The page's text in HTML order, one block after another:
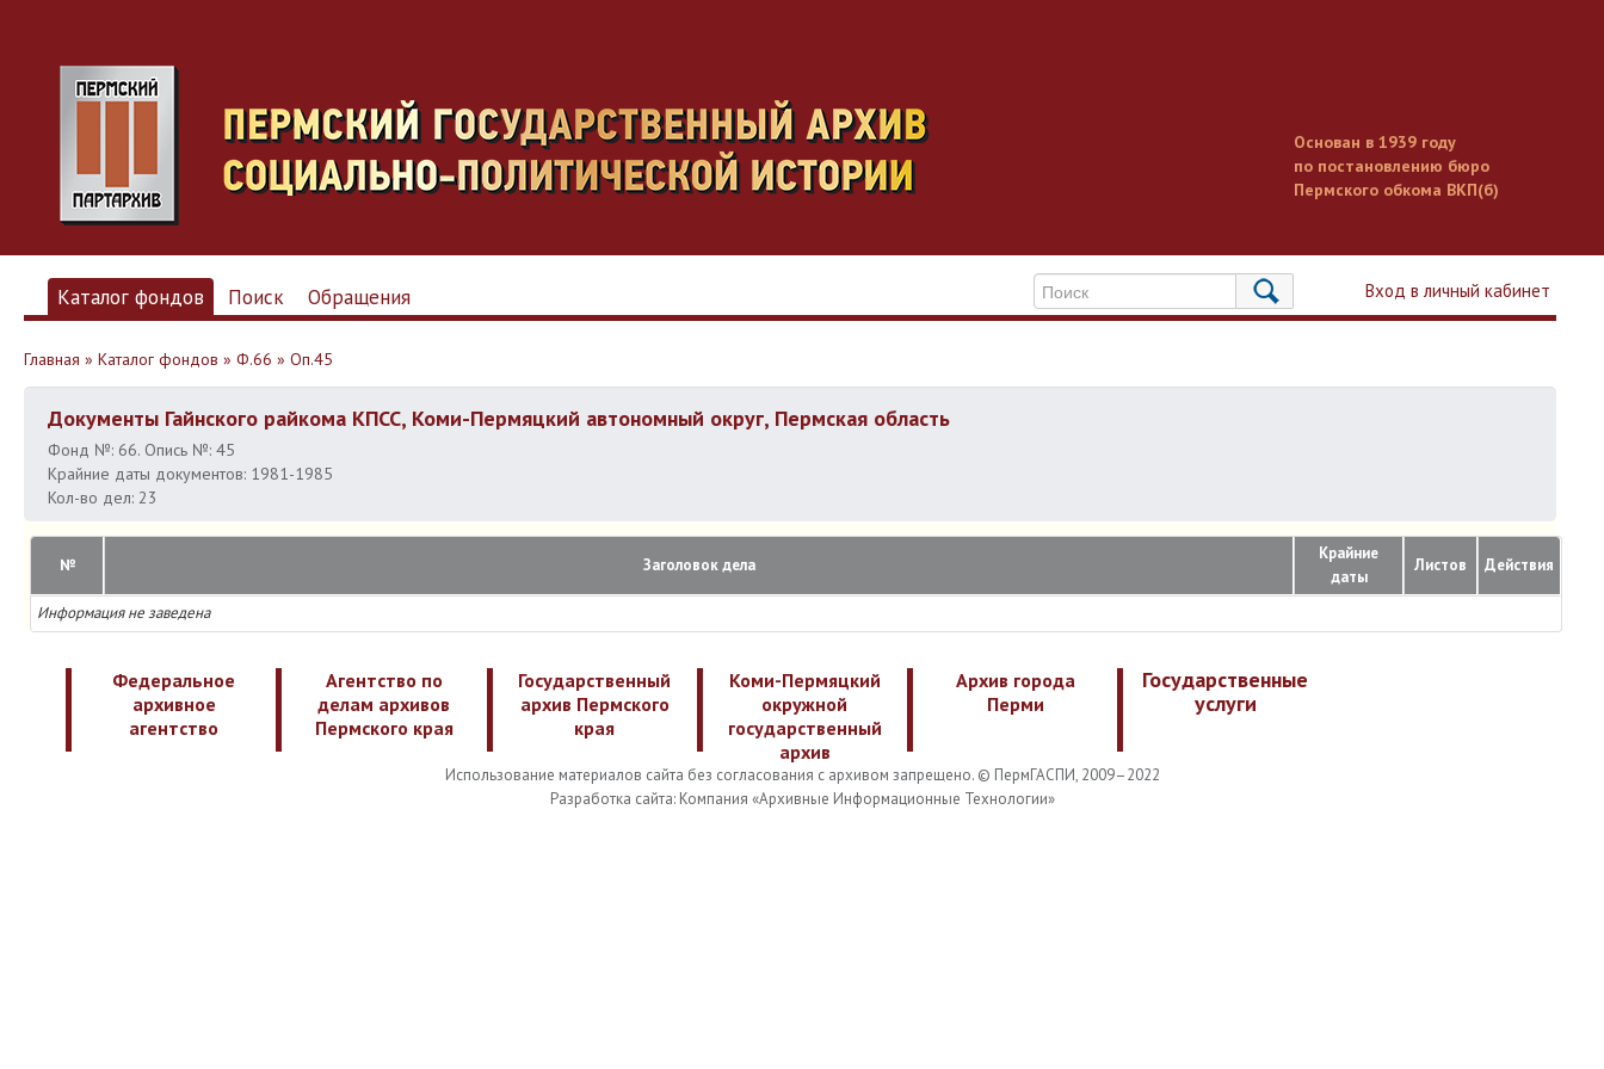
Основан в 1939 году
по постановлению бюро
Пермского обкома ВКП(б)
Вход в личный кабинет
Каталог фондов Поиск Обращения
Главная » Каталог фондов » Ф.66 » Оп.45
Документы Гайнского райкома КПСС, Коми-Пермяцкий автономный округ, Пермская область
Фонд №: 66. Опись №: 45
Крайние даты документов: 1981-1985
Кол-во дел: 23
№ Заголовок дела
Крайние
даты
Листов Действия
Информация не заведена
Федеральное
архивное
агентство
Агентство по
делам архивов
Пермского края
Государственный
архив Пермского
края
Коми-Пермяцкий
окружной
государственный
архив
Архив города
Перми
Государственные
услуги
Использование материалов сайта без согласования с архивом запрещено. © ПермГАСПИ, 2009–2022
Разработка сайта: Компания «Архивные Информационные Технологии»